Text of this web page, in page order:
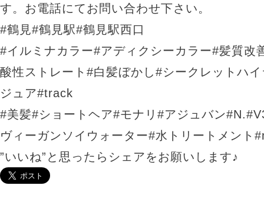
す。お電話にてお問い合わせ下さい。
#鶴見#鶴見駅#鶴見駅西口
#イルミナカラー#アディクシーカラー#髪質改
酸性ストレート#白髪ぼかし#シークレットハ
ジュア#track
#美髪#ショートヘア#モナリ#アジュバン
ヴィーガンソイウォーター#水トリートメント
”いいね”と思ったらシェアをお願いします♪